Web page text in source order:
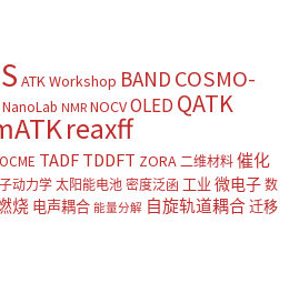
ATK Workshop BAND COSMO-
NanoLab NMR NOCVOLED QATK
reaxff
TADF TDDFT ZORA 二维材料 催化
动力学 太阳能电池 密度泛函 工业 微电子 数
烧 电声耦合 能量分解 自旋轨道耦合迁移